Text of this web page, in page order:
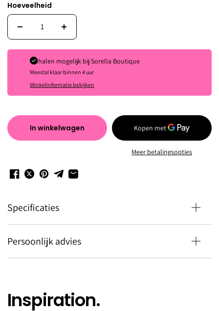
Hoeveelheid
Ophalen mogelijk bijSorella Boutique
Meestal klaar binnen 4 uur
Winkelinformatie bekijken
In winkelwagen
Meer betalingsopties
Specificaties
Persoonlijk advies
Inspiration.